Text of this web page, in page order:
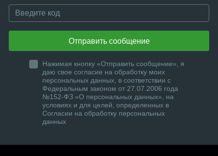
Отправить сообщение
Нажимая кнопку «Отправить сообщение», я
даю свое согласие на обработку моих
персональных данных, в соответствии с
Федеральным законом от 27.07.2006 года
№152-ФЗ «О персональных данных», на
условиях и для целей, определенных в
Согласии на обработку персональных
данных